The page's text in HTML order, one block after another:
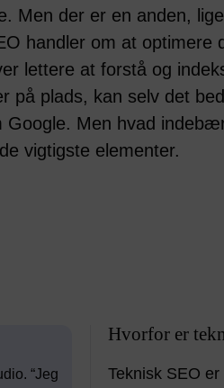
Men der er en anden,
handler om at optimere
lettere at forstå og
på plads, kan selv det
Google. Men hvad
vigtigste elementer.
“Jeg
Hvorfor er
Teknisk SEO